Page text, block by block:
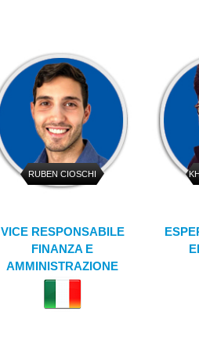
RUBEN CIOSCHI
VICE RESPONSABILE
FINANZA E
AMMINISTRAZIONE